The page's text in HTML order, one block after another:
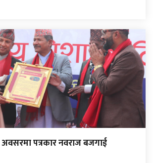
पत्रकार नवराज बजगाई